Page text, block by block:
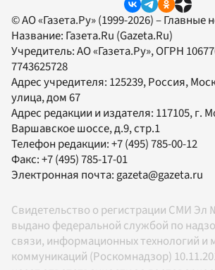
© АО «Газета.Ру» (1999-2026) – Главные
Название: Газета.Ru (Gazeta.Ru)
Учредитель:АО «Газета.Ру», ОГРН
7743625728
Адрес учредителя: 125239, Россия,
улица, дом 67
Адрес редакции и издателя: 117105, г.
Варшавское шоссе, д.9, стр.1
Телефон редакции:+7 (495) 785-00-12
Факс:+7 (495) 785-17-01
Электронная почта: gazeta@gazeta.ru
Свидетельство о регистрации СМИ Эл
выдано федеральной службой по
связи, информационных технологий и
коммуникаций (Роскомнадзор)